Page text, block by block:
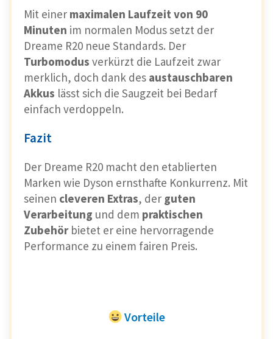
Mit einer maximalen Laufzeit von 90
Minuten im normalen Modus setzt der
Dreame R20 neue Standards. Der
Turbomodus verkürzt die Laufzeit zwar
merklich, doch dank des austauschbaren
Akkus lässt sich die Saugzeit bei Bedarf
einfach verdoppeln.
Fazit
Der Dreame R20 macht den etablierten
Marken wie Dyson ernsthafte Konkurrenz. Mit
seinen cleveren Extras, der guten
Verarbeitung und dem praktischen
Zubehörbietet er eine hervorragende
Performance zu einem fairen Preis.
Vorteile